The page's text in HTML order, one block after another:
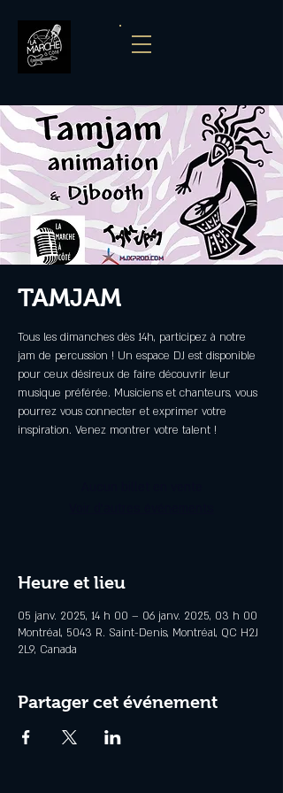
TAMJAM
Tous les dimanches dès 14h, participez à notre
jam de percussion ! Un espace DJ est disponible
pour ceux désireux de faire découvrir leur
musique préférée. Musiciens et chanteurs, vous
pourrez vous connecter et exprimer votre
inspiration. Venez montrer votre talent !
Heure et lieu
05 janv. 2025, 14 h 00 – 06 janv. 2025, 03 h 00
Montréal, 5043 R. Saint-Denis, Montréal, QC H2J
2L9, Canada
Partager cet événement